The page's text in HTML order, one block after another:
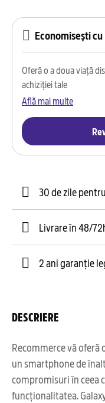
Economisești
Oferă o a doua viață
achiziției tale
Află mai multe
30 de zile
Livrare în 48/
2 ani garanție
DESCRIERE
Recommerce vă
un smartphone de
compromisuri în ceea
funcționalitatea.